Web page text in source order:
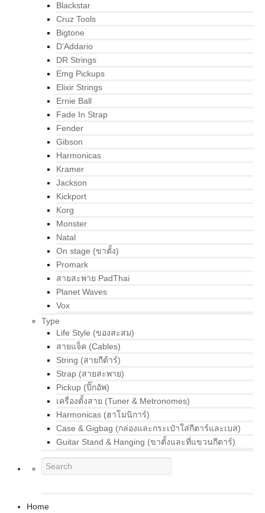
Blackstar
Cruz Tools
Bigtone
D’Addario
DR Strings
Emg Pickups
Elixir Strings
Ernie Ball
Fade In Strap
Fender
Gibson
Harmonicas
Kramer
Jackson
Kickport
Korg
Monster
Natal
On stage (ขาตั้ง)
Promark
สายสะพาย PadThai
Planet Waves
Vox
Type
Life Style (ของสะสม)
สายแจ็ค (Cables)
String (สายกีต้าร์)
Strap (สายสะพาย)
Pickup (ปิ๊กอัพ)
เครื่องตั้งสาย (Tuner & Metronomes)
Harmonicas (ฮาโมนิการ์)
Case & Gigbag (กล่องและกระเป๋าใส่กีตาร์และเบส)
Guitar Stand & Hanging (ขาตั้งและที่แขวนกีตาร์)
Home